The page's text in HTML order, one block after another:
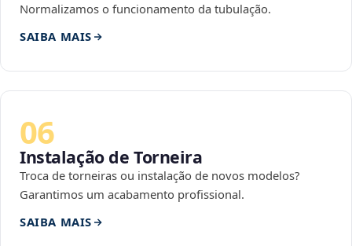
Normalizamos o funcionamento da tubulação.
SAIBA MAIS
06
Instalação de Torneira
Troca de torneiras ou instalação de novos modelos?
Garantimos um acabamento profissional.
SAIBA MAIS